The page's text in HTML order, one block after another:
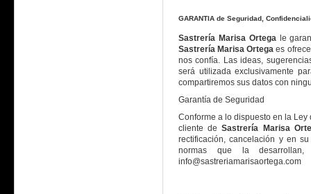
GARANTIA de Seguridad,
Sastrería Marisa Ortegale
Sastrería Marisa Ortega es
nos confía. Las ideas,
será utilizada exclusivamente
compartiremos sus datos con
Garantía de Seguridad
Conforme a lo dispuesto en la
cliente deSastrería Marisa
rectificación, cancelación y en
normas que la
info@sastreriamarisaortega.com